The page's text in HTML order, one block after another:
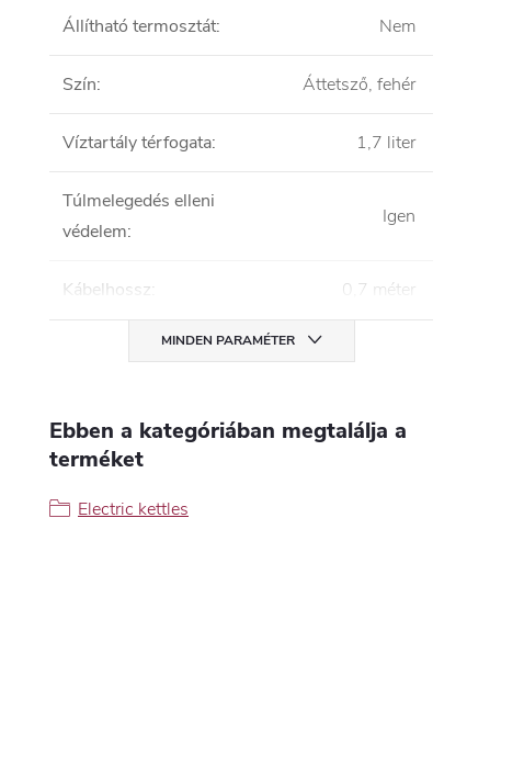
Állítható termosztát: Nem
Szín: Áttetsző, fehér
Víztartály térfogata: 1,7 liter
Túlmelegedés elleni
védelem:
Igen
Kábelhossz: 0,7 méter
MINDEN PARAMÉTER
Ebben a kategóriában megtalálja a
terméket
Electric kettles